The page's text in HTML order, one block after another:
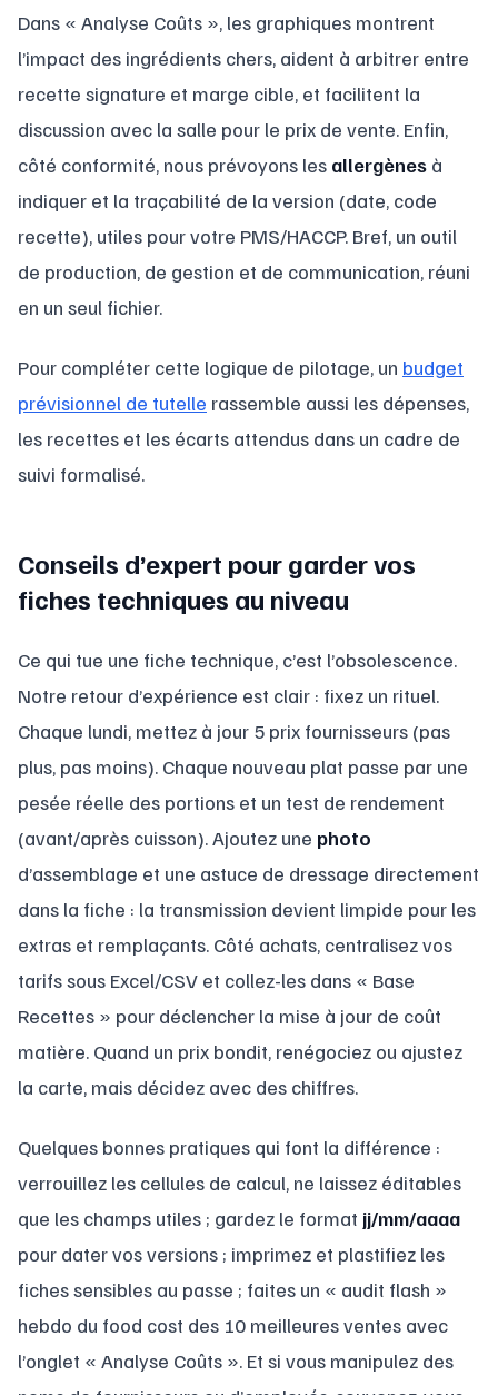
Dans « Analyse Coûts », les graphiques montrent
l’impact des ingrédients chers, aident à arbitrer entre
recette signature et marge cible, et facilitent la
discussion avec la salle pour le prix de vente. Enfin,
côté conformité, nous prévoyons les allergènes à
indiquer et la traçabilité de la version (date, code
recette), utiles pour votre PMS/HACCP. Bref, un outil
de production, de gestion et de communication, réuni
en un seul fichier.
Pour compléter cette logique de pilotage, un budget
prévisionnel de tutelle rassemble aussi les dépenses,
les recettes et les écarts attendus dans un cadre de
suivi formalisé.
Conseils d’expert pour garder vos
fiches techniques au niveau
Ce qui tue une fiche technique, c’est l’obsolescence.
Notre retour d’expérience est clair : fixez un rituel.
Chaque lundi, mettez à jour 5 prix fournisseurs (pas
plus, pas moins). Chaque nouveau plat passe par une
pesée réelle des portions et un test de rendement
(avant/après cuisson). Ajoutez une photo
d’assemblage et une astuce de dressage directement
dans la fiche : la transmission devient limpide pour les
extras et remplaçants. Côté achats, centralisez vos
tarifs sous Excel/CSV et collez-les dans « Base
Recettes » pour déclencher la mise à jour de coût
matière. Quand un prix bondit, renégociez ou ajustez
la carte, mais décidez avec des chiffres.
Quelques bonnes pratiques qui font la différence :
verrouillez les cellules de calcul, ne laissez éditables
que les champs utiles ; gardez le format jj/mm/aaaa
pour dater vos versions ; imprimez et plastifiez les
fiches sensibles au passe ; faites un « audit flash »
hebdo du food cost des 10 meilleures ventes avec
l’onglet « Analyse Coûts ». Et si vous manipulez des